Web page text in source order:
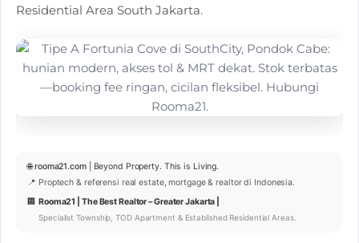
Residential Area South Jakarta.
🌐rooma21.com| Beyond Property. This is Living.
📍 Proptech & referensi real estate, mortgage & realtor di Indonesia.
🏢 Rooma21 | The Best Realtor – Greater Jakarta |
Specialist Township, TOD Apartment & Established Residential Areas.